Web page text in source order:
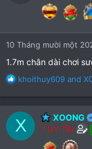
:
10 Tháng mười một
1.7m chân dài chơi
R
a
c
t
i
o
khoithuy609 and
X XOONG
? UY TÍN